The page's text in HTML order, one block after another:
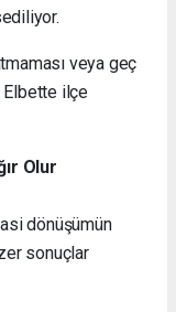
veya geç
Elbette ilçe
Olur
dönüşümün
sonuçlar